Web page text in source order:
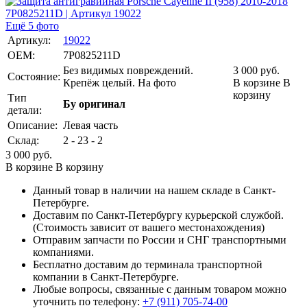
Ещё 5 фото
Артикул:
19022
3 000 руб.
В корзине В
корзину
OEM:
7P0825211D
Состояние:
Без видимых повреждений.
Крепёж целый. На фото
Тип
детали:
Бу оригинал
Описание: Левая часть
Склад:
2 - 23 - 2
3 000 руб.
В корзине В корзину
Данный товар в наличии на нашем складе в Санкт-
Петербурге.
Доставим по Санкт-Петербургу курьерской службой.
(Стоимость зависит от вашего местонахождения)
Отправим запчасти по России и СНГ транспортными
компаниями.
Бесплатно доставим до терминала транспортной
компании в Санкт-Петербурге.
Любые вопросы, связанные с данным товаром можно
уточнить по телефону: +7 (911) 705-74-00